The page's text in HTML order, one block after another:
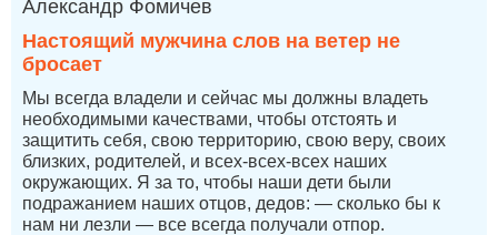
Александр Фомичев
Настоящий мужчина слов на ветер не
бросает
Мы всегда владели и сейчас мы должны владеть
необходимыми качествами, чтобы отстоять и
защитить себя, свою территорию, свою веру, своих
близких, родителей, и всех-всех-всех наших
окружающих. Я за то, чтобы наши дети были
подражанием наших отцов, дедов: — сколько бы к
нам ни лезли — все всегда получали отпор.